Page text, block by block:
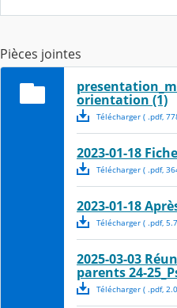
Pièces jointes
orientation (1)
Télécharger( .pdf,
2023-01-18
Télécharger( .pdf,
2023-01-18
Télécharger( .pdf,
2025-03-03
parents 24-
Télécharger( .pdf,